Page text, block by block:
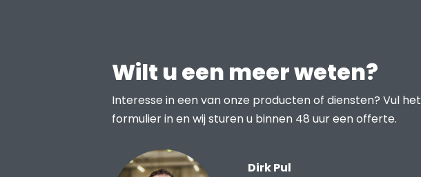
Wilt u een meer weten?
Interesse in een van onze producten of diensten? Vul het
formulier in en wij sturen u binnen 48 uur een offerte.
Dirk Pul